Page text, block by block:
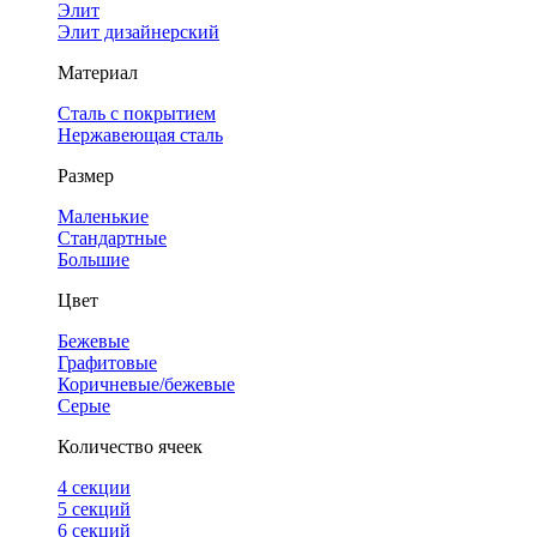
Элит
Элит дизайнерский
Материал
Сталь с покрытием
Нержавеющая сталь
Размер
Маленькие
Стандартные
Большие
Цвет
Бежевые
Графитовые
Коричневые/бежевые
Серые
Количество ячеек
4 cекции
5 секций
6 секций